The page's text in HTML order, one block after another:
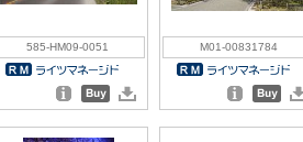
585-HM09-0051 M01-00831784